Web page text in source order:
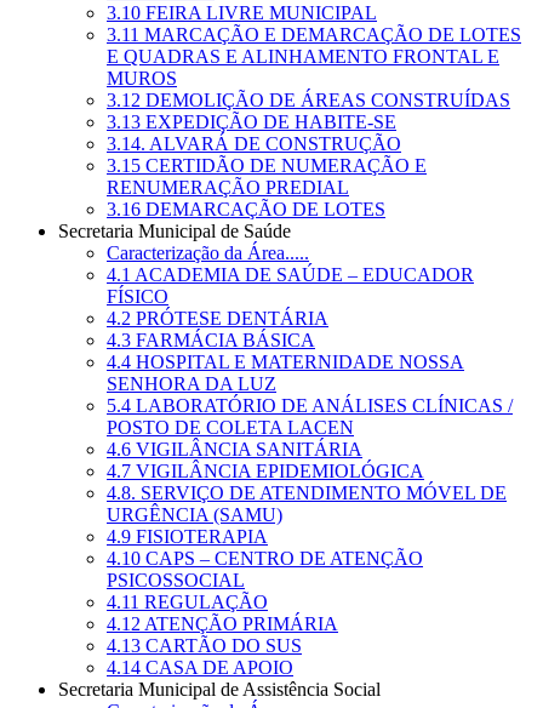
3.10 FEIRA LIVRE MUNICIPAL
3.11 MARCAÇÃO E DEMARCAÇÃO DE LOTES
E QUADRAS E ALINHAMENTO FRONTAL E
MUROS
3.12 DEMOLIÇÃO DE ÁREAS CONSTRUÍDAS
3.13 EXPEDIÇÃO DE HABITE-SE
3.14. ALVARÁ DE CONSTRUÇÃO
3.15 CERTIDÃO DE NUMERAÇÃO E
RENUMERAÇÃO PREDIAL
3.16 DEMARCAÇÃO DE LOTES
Secretaria Municipal de Saúde
Caracterização da Área.....
4.1 ACADEMIA DE SAÚDE – EDUCADOR
FÍSICO
4.2 PRÓTESE DENTÁRIA
4.3 FARMÁCIA BÁSICA
4.4 HOSPITAL E MATERNIDADE NOSSA
SENHORA DA LUZ
5.4 LABORATÓRIO DE ANÁLISES CLÍNICAS /
POSTO DE COLETA LACEN
4.6 VIGILÂNCIA SANITÁRIA
4.7 VIGILÂNCIA EPIDEMIOLÓGICA
4.8. SERVIÇO DE ATENDIMENTO MÓVEL DE
URGÊNCIA (SAMU)
4.9 FISIOTERAPIA
4.10 CAPS – CENTRO DE ATENÇÃO
PSICOSSOCIAL
4.11 REGULAÇÃO
4.12 ATENÇÃO PRIMÁRIA
4.13 CARTÃO DO SUS
4.14 CASA DE APOIO
Secretaria Municipal de Assistência Social